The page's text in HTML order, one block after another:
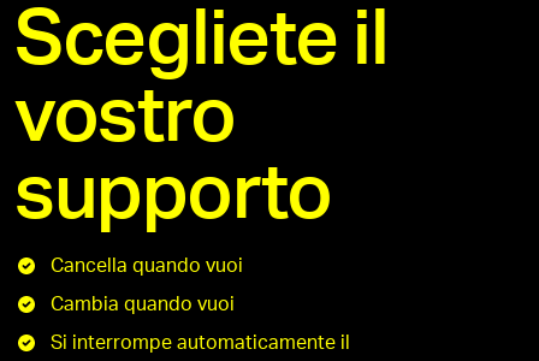
Scegliete il
vostro
supporto
Cancella quando vuoi
Cambia quando vuoi
Si interrompe automaticamente il